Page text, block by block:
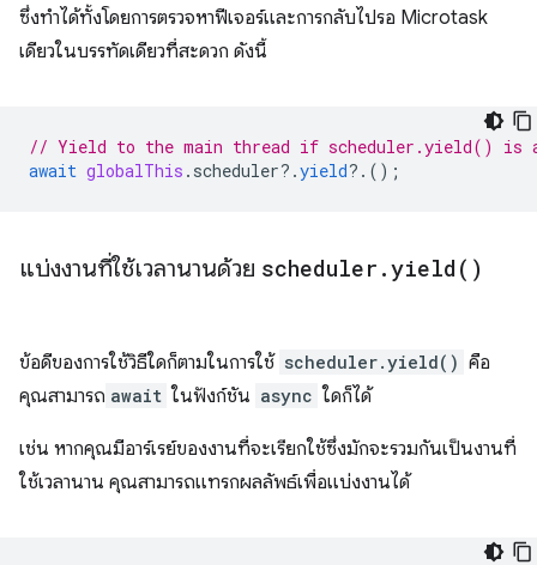
ซึ่งทำได้ทั้งโดยการตรวจหาฟีเจอร์และการกลับไปรอ Microtask
เดียวในบรรทัดเดียวที่สะดวก ดังนี้
// Yield to the main thread if scheduler.yield() is
await globalThis . scheduler? .yield? .();
แบ่งงานที่ใช้เวลานานด้วย scheduler .yield( )
ข้อดีของการใช้วิธีใดก็ตามในการใช้ scheduler.yield() คือ
คุณสามารถ await ในฟังก์ชัน async ใดก็ได้
เช่น หากคุณมีอาร์เรย์ของงานที่จะเรียกใช้ซึ่งมักจะรวมกันเป็นงานที่
ใช้เวลานาน คุณสามารถแทรกผลลัพธ์เพื่อแบ่งงานได้